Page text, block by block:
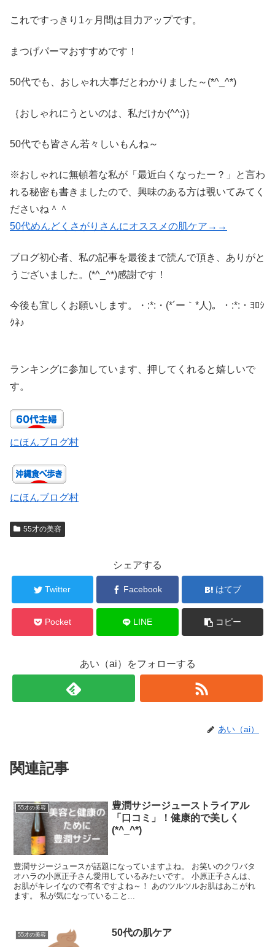
これですっきり1ヶ月間は目力アップです。
まつげパーマおすすめです！
50代でも、おしゃれ大事だとわかりました～(*^_^*)
｛おしゃれにうといのは、私だけか(^^;)｝
50代でも皆さん若々しいもんね～
※おしゃれに無頓着な私が「最近白くなったー？」と言わ
れる秘密も書きましたので、興味のある方は覗いてみてく
ださいね＾＾
50代めんどくさがりさんにオススメの肌ケア→→
ブログ初心者、私の記事を最後まで読んで頂き、ありがと
うございました。(*^_^*)感謝です！
今後も宜しくお願いします。・:*:・(*´ー｀*人)。・:*:・ﾖﾛｼ
ｸﾈ♪
ランキングに参加しています、押してくれると嬉しいで
す。
にほんブログ村
にほんブログ村
55才の美容
シェアする
Twitter Facebook はてブ
Pocket LINE コピー
あい（ai）をフォローする
あい（ai）
関連記事
55才の美容
豊潤サジージューストライアル
「口コミ」！健康的で美しく
(*^_^*)
豊潤サジージュースが話題になっていますよね。 お笑いのクワバタ
オハラの小原正子さん愛用しているみたいです。 小原正子さんは、
お肌がキレイなので有名ですよね～！ あのツルツルお肌はあこがれ
ます。 私が気になっていること...
55才の美容 50代の肌ケア